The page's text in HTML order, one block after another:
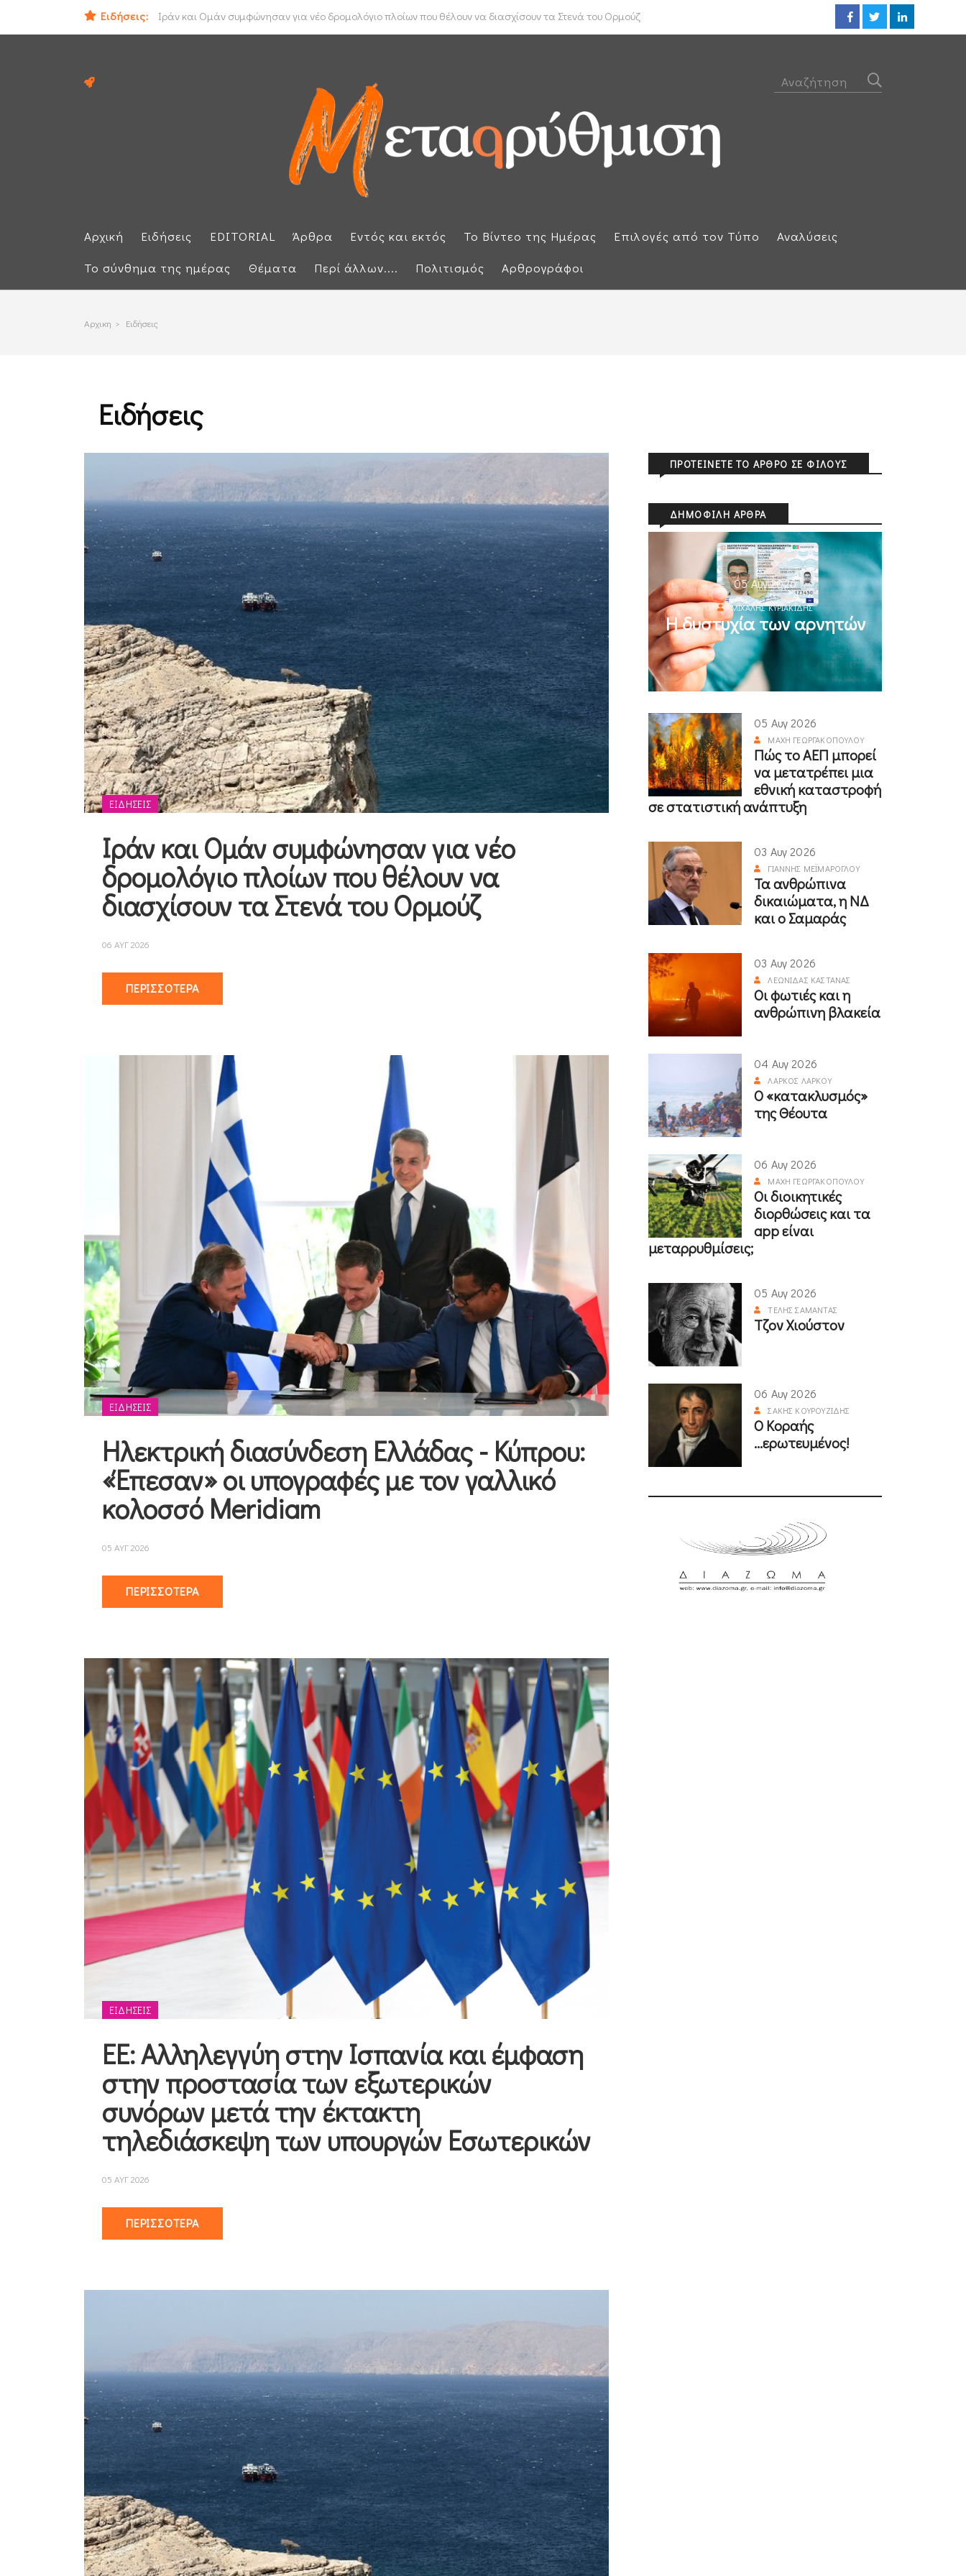
Ειδήσεις: Ηλεκτρική διασύνδεση Ελλάδας - Κύπρου: «Έπεσαν» οι υπογραφές με τον γαλλικό κολοσσό Meridiam ΕΕ: Αλληλεγγύη στην
Αρχική Ειδήσεις EDITORIAL Άρθρα Εντός και εκτός Το Βίντεο της Ημέρας Επιλογές από τον Τύπο
Αναλύσεις
Το σύνθημα της ημέρας
Θέματα Περί άλλων.... Πολιτισμός Αρθρογράφοι
Αρχικη > Ειδήσεις
Ειδήσεις
ΕΙΔΉΣΕΙΣ
Ιράν και Ομάν συμφώνησαν για νέο
δρομολόγιο πλοίων που θέλουν να
διασχίσουν τα Στενά του Ορμούζ
06 ΑΥΓ 2026
ΠΕΡΙΣΣΌΤΕΡΑ
ΕΙΔΉΣΕΙΣ
Ηλεκτρική διασύνδεση Ελλάδας - Κύπρου:
«Έπεσαν» οι υπογραφές με τον γαλλικό
κολοσσό Meridiam
05 ΑΥΓ 2026
ΠΕΡΙΣΣΌΤΕΡΑ
ΕΙΔΉΣΕΙΣ
ΕΕ: Αλληλεγγύη στην Ισπανία και έμφαση
στην προστασία των εξωτερικών
συνόρων μετά την έκτακτη
τηλεδιάσκεψη των υπουργών Εσωτερικών
05 ΑΥΓ 2026
ΠΕΡΙΣΣΌΤΕΡΑ
ΠΡΟΤΕΊΝΕΤΕ ΤΟ ΆΡΘΡΟ ΣΕ ΦΊΛΟΥΣ
ΔΗΜΟΦΙΛΉ ΆΡΘΡΑ
05 Αυγ 2026
ΜΙΧΆΛΗΣ ΚΥΡΙΑΚΊΔΗΣ
Η δυστυχία των αρνητών
05 Αυγ 2026
ΜΆΧΗ ΓΕΩΡΓΑΚΟΠΟΎΛΟΥ
Πώς το ΑΕΠ μπορεί
να μετατρέπει μια
εθνική καταστροφή
σε στατιστική ανάπτυξη
03 Αυγ 2026
ΓΙΆΝΝΗΣ ΜΕΪΜΆΡΟΓΛΟΥ
Τα ανθρώπινα
δικαιώματα, η ΝΔ
και ο Σαμαράς
03 Αυγ 2026
ΛΕΩΝΊΔΑΣ ΚΑΣΤΑΝΆΣ
Οι φωτιές και η
ανθρώπινη βλακεία
04 Αυγ 2026
ΛΆΡΚΟΣ ΛΆΡΚΟΥ
Ο «κατακλυσμός»
της Θέουτα
06 Αυγ 2026
ΜΆΧΗ ΓΕΩΡΓΑΚΟΠΟΎΛΟΥ
Οι διοικητικές
διορθώσεις και τα
app είναι
μεταρρυθμίσεις;
05 Αυγ 2026
ΤΈΛΗΣ ΣΑΜΑΝΤΆΣ
Τζον Χιούστον
06 Αυγ 2026
ΣΆΚΗΣ ΚΟΥΡΟΥΖΊΔΗΣ
Ο Κοραής
...ερωτευμένος!